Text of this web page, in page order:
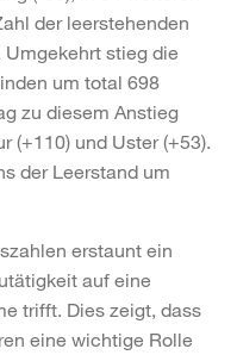
der leerstehenden
Umgekehrt stieg die
um total 698
zu diesem Anstieg
(+110) und Uster (+53).
der Leerstand um
erstaunt ein
auf eine
trifft. Dies zeigt, dass
eine wichtige Rolle